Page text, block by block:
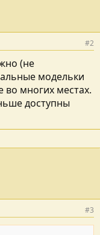
#2
(не
модельки
во многих местах.
доступны
#3